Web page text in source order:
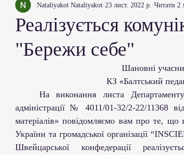
та дослідницька діяльність
з українськими ЗВО
Забезпечення
та громадські ініціативи
Реалізується
"Бережи себе"
Nataliyakot Nataliyakot 23 лист. 2022 р. Читати 2
Шановні
КЗ «Балтський
адміністрації № 4011/01-32/2-22/11368
матеріалів» повідомляємо вам про те, що
України та громадської організації
Швейцарської конфедерації